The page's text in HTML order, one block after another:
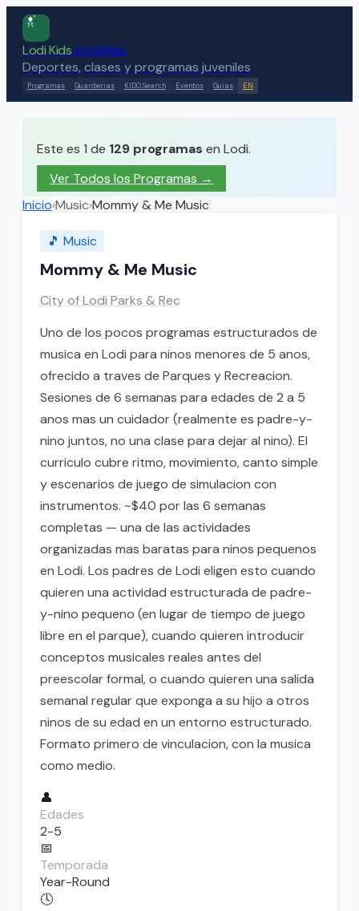
Lodi KidsActivities
Deportes, clases y programas juveniles
Programas Guarderias KIDO Search Eventos Guias EN
Este es 1 de 129 programas en Lodi.
Ver Todos los Programas →
Inicio›Music›Mommy & Me Music
🎵 Music
Mommy & Me Music
City of Lodi Parks & Rec
Uno de los pocos programas estructurados de
musica en Lodi para ninos menores de 5 anos,
ofrecido a traves de Parques y Recreacion.
Sesiones de 6 semanas para edades de 2 a 5
anos mas un cuidador (realmente es padre-y-
nino juntos, no una clase para dejar al nino). El
curriculo cubre ritmo, movimiento, canto simple
y escenarios de juego de simulacion con
instrumentos. ~$40 por las 6 semanas
completas — una de las actividades
organizadas mas baratas para ninos pequenos
en Lodi. Los padres de Lodi eligen esto cuando
quieren una actividad estructurada de padre-
y-nino pequeno (en lugar de tiempo de juego
libre en el parque), cuando quieren introducir
conceptos musicales reales antes del
preescolar formal, o cuando quieren una salida
semanal regular que exponga a su hijo a otros
ninos de su edad en un entorno estructurado.
Formato primero de vinculacion, con la musica
como medio.
👤
Edades
2-5
📅
Temporada
Year-Round
🕓